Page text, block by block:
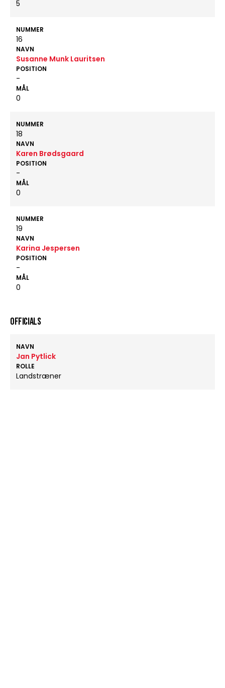
5
NUMMER
16
NAVN
Susanne Munk Lauritsen
POSITION
-
MÅL
0
NUMMER
18
NAVN
Karen Brødsgaard
POSITION
-
MÅL
0
NUMMER
19
NAVN
Karina Jespersen
POSITION
-
MÅL
0
OFFICIALS
NAVN
Jan Pytlick
ROLLE
Landstræner